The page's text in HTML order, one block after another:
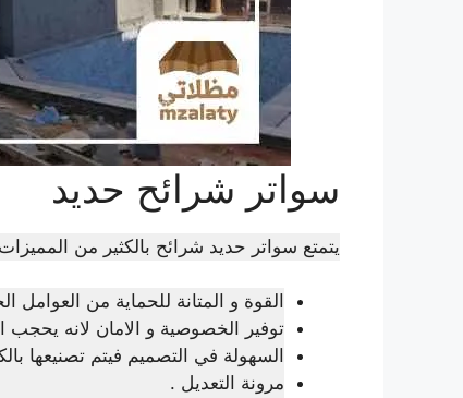
سواتر شرائح حديد
يتمتع سواتر حديد شرائح بالكثير من
القوة و المتانة للحماية من العوامل
توفير الخصوصية و الامان لانه يحجب
السهولة في التصميم فيتم تصنيعها
مرونة التعديل .